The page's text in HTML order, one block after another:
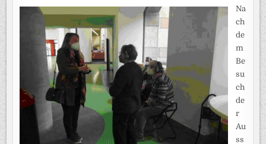
Na
ch
de
m
Be
su
ch
de
r
Au
ss